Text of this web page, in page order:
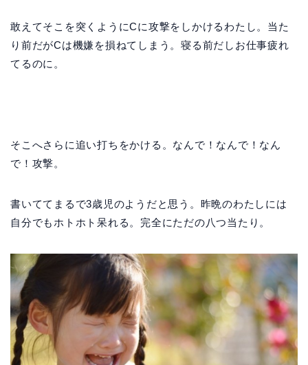
敢えてそこを突くようにCに攻撃をしかけるわたし。当た
り前だがCは機嫌を損ねてしまう。寝る前だしお仕事疲れ
てるのに。
そこへさらに追い打ちをかける。なんで！なんで！なん
で！攻撃。
書いててまるで3歳児のようだと思う。昨晩のわたしには
自分でもホトホト呆れる。完全にただの八つ当たり。